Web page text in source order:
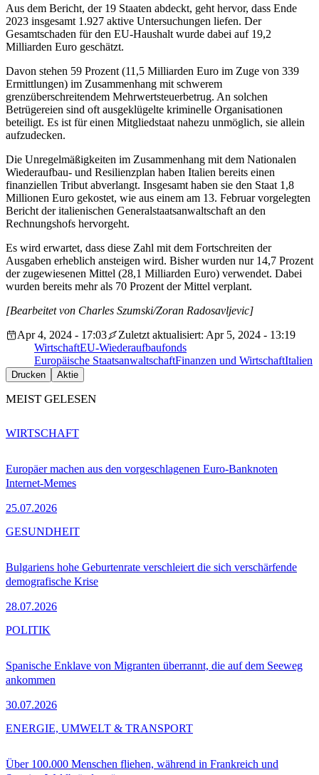
Aus dem Bericht, der 19 Staaten abdeckt, geht hervor, dass Ende
2023 insgesamt 1.927 aktive Untersuchungen liefen. Der
Gesamtschaden für den EU-Haushalt wurde dabei auf 19,2
Milliarden Euro geschätzt.
Davon stehen 59 Prozent (11,5 Milliarden Euro im Zuge von 339
Ermittlungen) im Zusammenhang mit schwerem
grenzüberschreitendem Mehrwertsteuerbetrug. An solchen
Betrügereien sind oft ausgeklügelte kriminelle Organisationen
beteiligt. Es ist für einen Mitgliedstaat nahezu unmöglich, sie allein
aufzudecken.
Die Unregelmäßigkeiten im Zusammenhang mit dem Nationalen
Wiederaufbau- und Resilienzplan haben Italien bereits einen
finanziellen Tribut abverlangt. Insgesamt haben sie den Staat 1,8
Millionen Euro gekostet, wie aus einem am 13. Februar vorgelegten
Bericht der italienischen Generalstaatsanwaltschaft an den
Rechnungshofs hervorgeht.
Es wird erwartet, dass diese Zahl mit dem Fortschreiten der
Ausgaben erheblich ansteigen wird. Bisher wurden nur 14,7 Prozent
der zugewiesenen Mittel (28,1 Milliarden Euro) verwendet. Dabei
wurden bereits mehr als 70 Prozent der Mittel verplant.
[Bearbeitet von Charles Szumski/Zoran Radosavljevic]
Apr 4, 2024 - 17:03
Zuletzt aktualisiert: Apr 5, 2024 - 13:19
WirtschaftEU-Wiederaufbaufonds
Europäische StaatsanwaltschaftFinanzen und WirtschaftItalien
Drucken Aktie
MEIST GELESEN
Europäer machen aus den vorgeschlagenen Euro-Banknoten
Internet-Memes
25.07.2026
WIRTSCHAFT
Bulgariens hohe Geburtenrate verschleiert die sich verschärfende
demografische Krise
28.07.2026
GESUNDHEIT
Spanische Enklave von Migranten überrannt, die auf dem Seeweg
ankommen
30.07.2026
POLITIK
Über 100.000 Menschen fliehen, während in Frankreich und
ENERGIE, UMWELT & TRANSPORT